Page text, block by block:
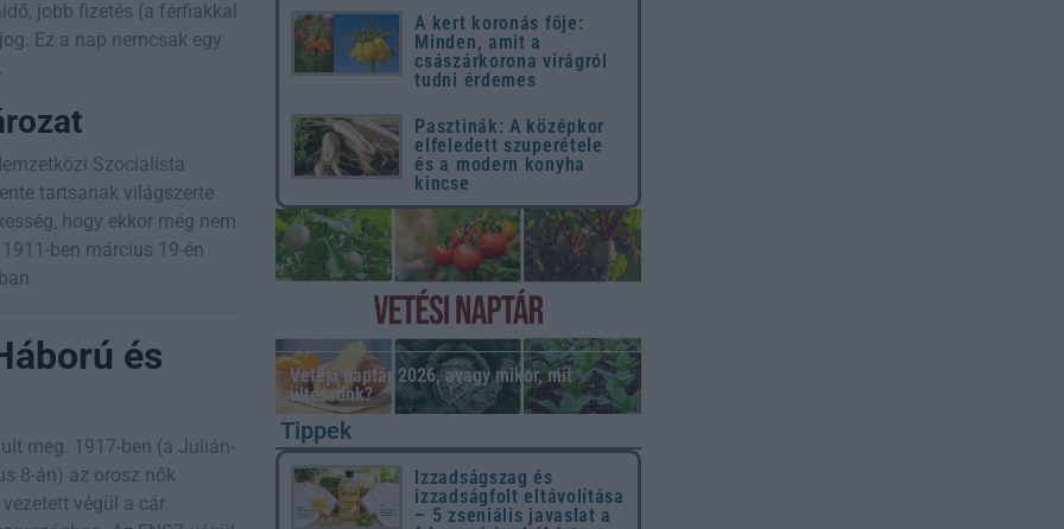
jobb fizetés (a férfiakkal
Ez a nap nemcsak egy
Szocialista
tartsanak világszerte
hogy ekkor még nem
1911-ben március 19-én
és
meg. 1917-ben (a Julián-
8-án) az orosz nők
végül a cár
A kert koronás fője:
Minden, amit a
császárkorona virágról
tudni érdemes
Pasztinák: A középkor
elfeledett szuperétele
és a modern konyha
kincse
Vetési naptár 2026, avagy mikor, mit
ültessünk?
Tippek
Izzadságszag és
izzadságfolt eltávolítása
– 5 zseniális javaslat a